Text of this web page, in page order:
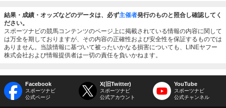
結果・成績・オッズなどのデータは、必ず主催者発行のものと照合し確認してく
ださい。
スポーツナビの競馬コンテンツのページ上に掲載されている情報の内容に関して
は万全を期しておりますが、その内容の正確性および安全性を保証するものでは
ありません。当該情報に基づいて被ったいかなる損害についても、LINEヤフー
株式会社および情報提供者は一切の責任を負いかねます。
Facebook
スポーツナビ
公式ページ
X(旧Twitter)
スポーツナビ
公式アカウント
YouTube
スポーツナビ
公式チャンネル